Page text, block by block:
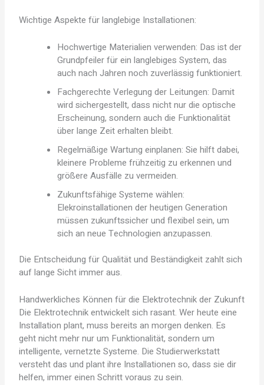
Wichtige Aspekte für langlebige Installationen:
Hochwertige Materialien verwenden: Das ist der
Grundpfeiler für ein langlebiges System, das
auch nach Jahren noch zuverlässig funktioniert.
Fachgerechte Verlegung der Leitungen: Damit
wird sichergestellt, dass nicht nur die optische
Erscheinung, sondern auch die Funktionalität
über lange Zeit erhalten bleibt.
Regelmäßige Wartung einplanen: Sie hilft dabei,
kleinere Probleme frühzeitig zu erkennen und
größere Ausfälle zu vermeiden.
Zukunftsfähige Systeme wählen:
Elekroinstallationen der heutigen Generation
müssen zukunftssicher und flexibel sein, um
sich an neue Technologien anzupassen.
Die Entscheidung für Qualität und Beständigkeit zahlt sich
auf lange Sicht immer aus.
Handwerkliches Können für die Elektrotechnik der Zukunft
Die Elektrotechnik entwickelt sich rasant. Wer heute eine
Installation plant, muss bereits an morgen denken. Es
geht nicht mehr nur um Funktionalität, sondern um
intelligente, vernetzte Systeme. Die Studierwerkstatt
versteht das und plant ihre Installationen so, dass sie dir
helfen, immer einen Schritt voraus zu sein.